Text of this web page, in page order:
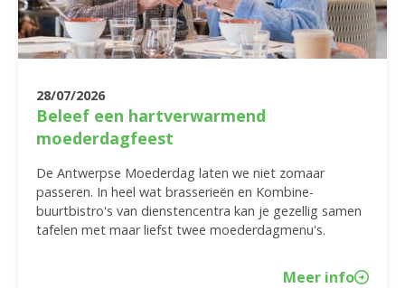
28/07/2026
Beleef een hartverwarmend
moederdagfeest
De Antwerpse Moederdag laten we niet zomaar
passeren. In heel wat brasserieën en Kombine-
buurtbistro's van dienstencentra kan je gezellig samen
tafelen met maar liefst twee moederdagmenu's.
Meer info